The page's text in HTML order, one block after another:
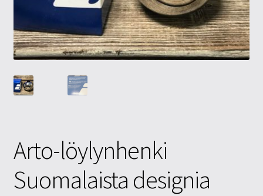
Tietosuojaseloste
Tuotteet
Arto-löylynhenki
Suomalaista designia